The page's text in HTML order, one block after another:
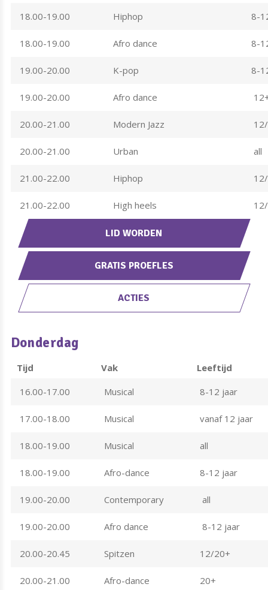
18.00-19.00 Hiphop 8-
18.00-19.00 Afro dance 8-
19.00-20.00 K-pop 8-
19.00-20.00 Afro dance
20.00-21.00 Modern Jazz
20.00-21.00 Urban all
21.00-22.00 Hiphop
21.00-22.00 High heels
LID WORDEN
GRATIS PROEFLES
ACTIES
Donderdag
Tijd Vak
Leeftijd
16.00-17.00
Musical 8-12 jaar
17.00-18.00 Musical vanaf 12 jaar
18.00-19.00 Musical all
18.00-19.00 Afro-dance 8-12 jaar
19.00-20.00 Contemporary all
19.00-20.00 Afro dance 8-12 jaar
20.00-20.45 Spitzen 12/20+
20.00-21.00 Afro-dance 20+